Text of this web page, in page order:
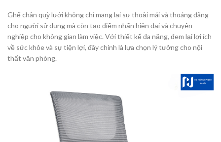
Ghế chân quỳ lưới không chỉ mang lại sự thoải mái và thoáng đãng
cho người sử dụng mà còn tạo điểm nhấn hiện đại và chuyên
nghiệp cho không gian làm việc. Với thiết kế đa năng, đem lại lợi ích
về sức khỏe và sự tiện lợi, đây chính là lựa chọn lý tưởng cho nội
thất văn phòng.